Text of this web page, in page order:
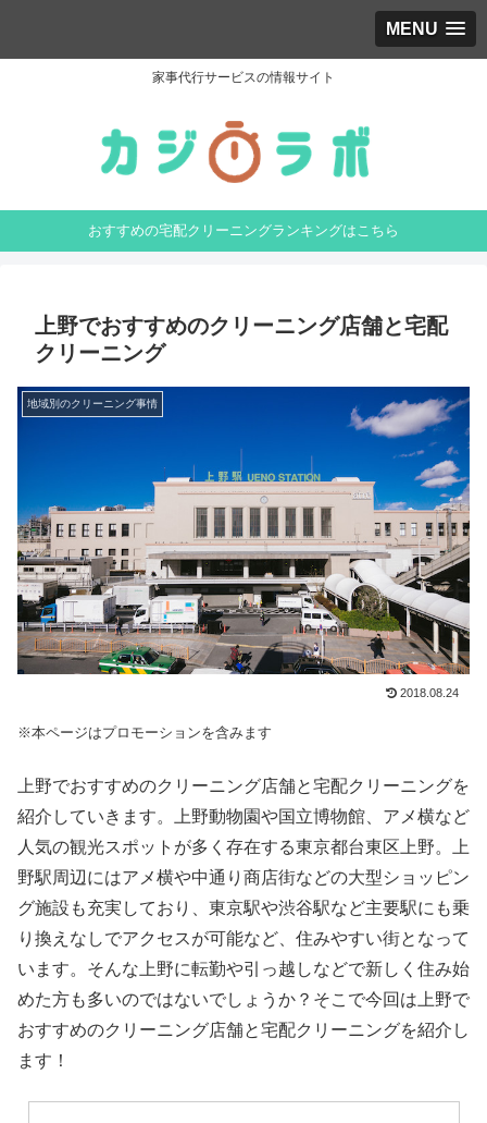
MENU
家事代行サービスの情報サイト
おすすめの宅配クリーニングランキングはこちら
上野でおすすめのクリーニング店舗と宅配
クリーニング
地域別のクリーニング事情
2018.08.24
※本ページはプロモーションを含みます
上野でおすすめのクリーニング店舗と宅配クリーニングを
紹介していきます。上野動物園や国立博物館、アメ横など
人気の観光スポットが多く存在する東京都台東区上野。上
野駅周辺にはアメ横や中通り商店街などの大型ショッピン
グ施設も充実しており、東京駅や渋谷駅など主要駅にも乗
り換えなしでアクセスが可能など、住みやすい街となって
います。そんな上野に転勤や引っ越しなどで新しく住み始
めた方も多いのではないでしょうか？そこで今回は上野で
おすすめのクリーニング店舗と宅配クリーニングを紹介し
ます！